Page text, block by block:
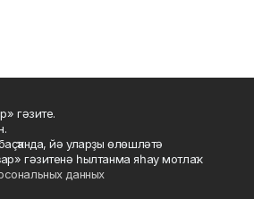
гәзите.
йә уларҙы өлөшләтә
гәзитенә һылтанма яһау мотлаҡ.
данных